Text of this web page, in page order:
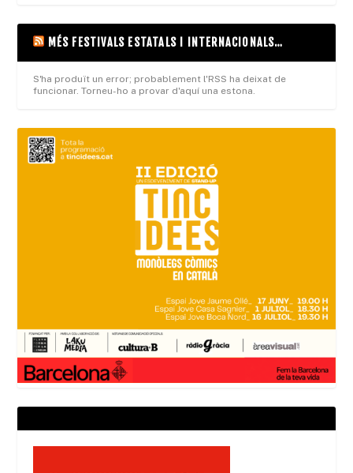
MÉS FESTIVALS ESTATALS I INTERNACIONALS…
S'ha produït un error; probablement l'RSS ha deixat de
funcionar. Torneu-ho a provar d'aquí una estona.